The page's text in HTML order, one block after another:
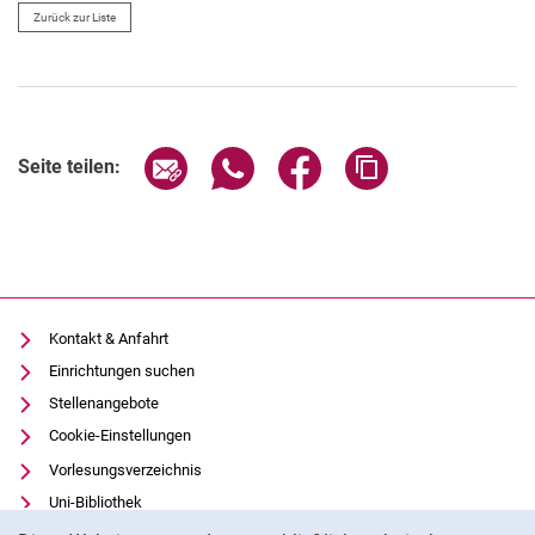
Zurück zur Liste
Seite teilen: Seite über E-Mail teilen
Seite über WhatsApp teilen
Seite über Facebook
Kontakt & Anfahrt
Einrichtungen suchen
Stellenangebote
Cookie-Einstellungen
Vorlesungsverzeichnis
Uni-Bibliothek